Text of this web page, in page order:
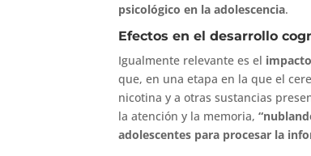
psicológico en la adolescencia.
Efectos en el desarrollo
Igualmente relevante es el
que, en una etapa en la que el
nicotina y a otras sustancias
la atención y la memoria,
adolescentes para procesar la